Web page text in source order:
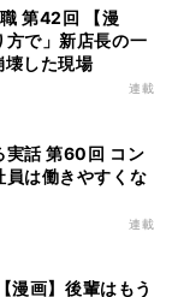
第42回 【漫
方で」新店長の一
した現場
連載
実話 第60回 コン
員は働きやすくな
連載
漫画】後輩はもう